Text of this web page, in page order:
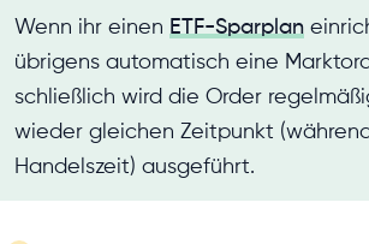
Wenn ihr einen ETF-Sparplan
übrigens automatisch eine
schließlich wird die Order
wieder gleichen Zeitpunkt
Handelszeit) ausgeführt.